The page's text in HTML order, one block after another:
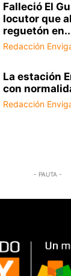
Falleció El
locutor que
reguetón
Redacción
La estación
con
Redacción
- PAUTA -